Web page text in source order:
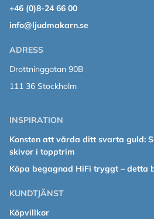
+46 (0)8-24 66 00
info@ljudmakarn.se
ADRESS
Drottninggatan 90B
111 36 Stockholm
INSPIRATION
Konsten att vårda ditt svarta guld:
skivor i topptrim
Köpa begagnad HiFi tryggt – detta
KUNDTJÄNST
Köpvillkor